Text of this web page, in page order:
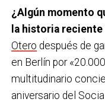
¿Algún momento
la historia
Otero después de
en Berlín por
multitudinario
aniversario del